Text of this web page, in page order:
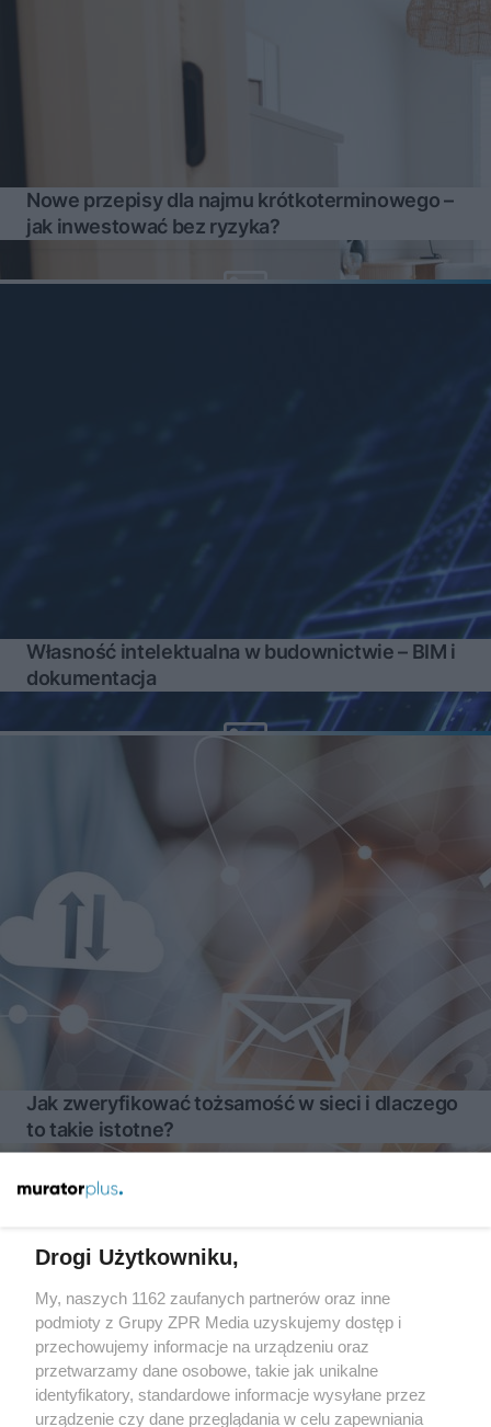
Nowe przepisy dla najmu krótkoterminowego –
jak inwestować bez ryzyka?
Własność intelektualna w budownictwie – BIM i
dokumentacja
Jak zweryfikować tożsamość w sieci i dlaczego
to takie istotne?
Żaden utwór zamieszczony w serwisie nie może być powielany i
rozpowszechniany lub dalej rozpowszechniany w jakikolwiek sposób
(w tym także elektroniczny lub mechaniczny) na jakimkolwiek polu
eksploatacji w jakiejkolwiek formie, włącznie z umieszczaniem w
Internecie bez pisemnej zgody właściciela praw. Jakiekolwiek użycie
lub wykorzystanie utworów w całości lub w części z naruszeniem
prawa, tzn. bez właściwej zgody, jest zabronione pod groźbą kary i
może być ścigane prawnie.
Drogi Użytkowniku,
My, naszych 1162 zaufanych partnerów oraz inne
podmioty z Grupy ZPR Media uzyskujemy dostęp i
przechowujemy informacje na urządzeniu oraz
przetwarzamy dane osobowe, takie jak unikalne
identyfikatory, standardowe informacje wysyłane przez
urządzenie czy dane przeglądania w celu zapewniania